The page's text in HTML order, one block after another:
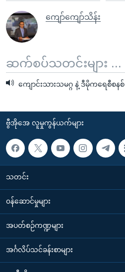
ကျော်ကျော်သိန်း
ဆက်စပ်သတင်းများ ...
ကျောင်းသားသမဂ္ဂ နဲ့ ဒီမိုကရေစီစနစ်
ဗွီအိုအေ လူမှုကွန်ယက်များ
သတင်း
၀န်ဆောင်မှုများ
အပတ်စဉ်ကဏ္ဍများ
အင်္ဂလိပ်သင်ခန်းစာများ